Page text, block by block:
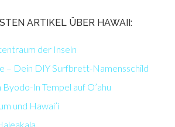
ARTIKEL ÜBER HAWAII:
der Inseln
– Dein DIY Surfbrett-Namensschild
In Tempel auf O’ahu
und Hawai’i